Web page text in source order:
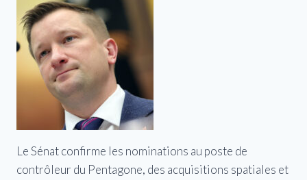
Le Sénat confirme les nominations au poste de
contrôleur du Pentagone, des acquisitions spatiales et